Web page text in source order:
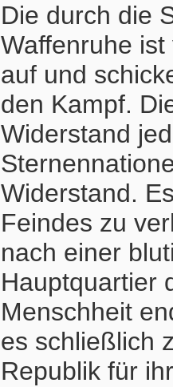
Die durch die
Waffenruhe
auf und
den Kampf.
Widerstand
Widerstand.
Feindes zu
nach einer
Hauptquartier
Menschheit
es schließlich
Republik für